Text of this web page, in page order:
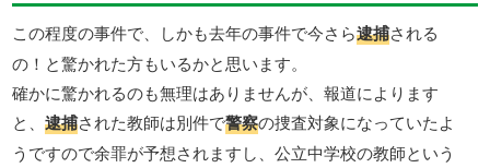
この程度の事件で、しかも去年の事件で今さら逮捕される
の！と驚かれた方もいるかと思います。
確かに驚かれるのも無理はありませんが、報道によります
と、逮捕された教師は別件で警察の捜査対象になっていたよ
うですので余罪が予想されますし、公立中学校の教師という